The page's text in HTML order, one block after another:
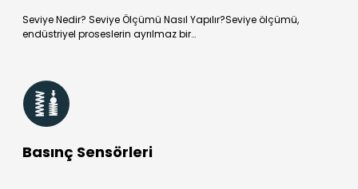
Seviye Nedir? Seviye Ölçümü Nasıl Yapılır?Seviye ölçümü,
endüstriyel proseslerin ayrılmaz bir…
Basınç Sensörleri